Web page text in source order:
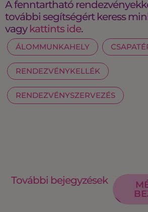
A fenntartható
további segítségért keress
vagy kattints ide.
ÁLOMMUNKAHELY
RENDEZVÉNYKELLÉK
RENDEZVÉNYSZERVEZÉS
További bejegyzések